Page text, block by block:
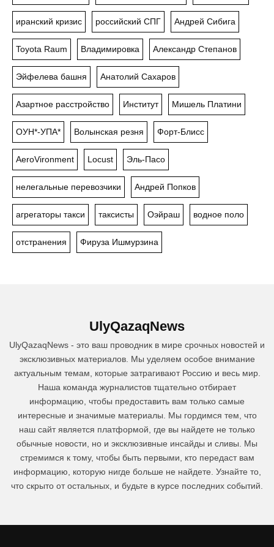
иранский кризис российский СПГ Андрей Сибига
Toyota Raum Владимировка Александр Степанов
Эйфелева башня Анатолий Сахаров
Азартное расстройство Институт Мишель Платини
ОУН*-УПА* Волынская резня Форт-Блисс
AeroVironment Locust Эль-Пасо
нелегальные перевозчики Андрей Попков
агрегаторы такси таксисты Оэйраш водное поло
отстранения Фируза Ишмурзина
UlyQazaqNews
UlyQazaqNews - это ваш проводник в мире срочных новостей и
эксклюзивных материалов. Мы уделяем особое внимание
актуальным темам, которые затрагивают Россию и весь мир.
Наша команда журналистов тщательно отбирает
информацию, чтобы предоставить вам только самые
интересные и значимые материалы. Мы гордимся тем, что
наш сайт является платформой, где вы найдете не только
обычные новости, но и эксклюзивные инсайды и сливы. Мы
стремимся к тому, чтобы быть первыми, кто передаст вам
информацию, которую нигде больше не найдете. Узнайте то,
что скрыто от остальных, и будьте в курсе последних событий.